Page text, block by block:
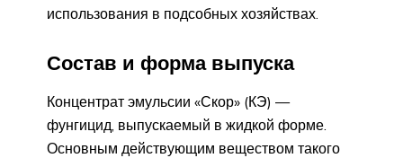
использования в подсобных хозяйствах.
Состав и форма выпуска
Концентрат эмульсии «Скор» (КЭ) —
фунгицид, выпускаемый в жидкой форме.
Основным действующим веществом такого